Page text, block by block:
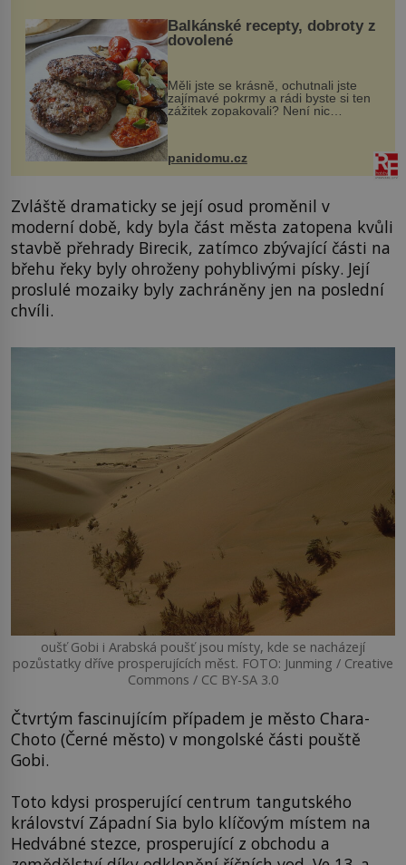
Balkánské recepty, dobroty z
dovolené
Měli jste se krásně, ochutnali jste
zajímavé pokrmy a rádi byste si ten
zážitek zopakovali? Není nic
snazšího. Pljeskavica (10 porcí)
Možná jste ji ochutnali na dovolené v
panidomu.cz
Zvláště dramaticky se její osud proměnil v
moderní době, kdy byla část města zatopena kvůli
stavbě přehrady Birecik, zatímco zbývající části na
břehu řeky byly ohroženy pohyblivými písky. Její
proslulé mozaiky byly zachráněny jen na poslední
chvíli.
oušť Gobi i Arabská poušť jsou místy, kde se nacházejí
pozůstatky dříve prosperujících měst. FOTO: Junming / Creative
Commons / CC BY-SA 3.0
Čtvrtým fascinujícím případem je město Chara-
Choto (Černé město) v mongolské části pouště
Gobi.
Toto kdysi prosperující centrum tangutského
království Západní Sia bylo klíčovým místem na
Hedvábné stezce, prosperující z obchodu a